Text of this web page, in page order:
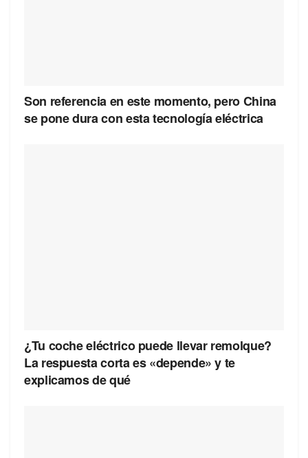
Son referencia en este momento, pero China
se pone dura con esta tecnología eléctrica
¿Tu coche eléctrico puede llevar remolque?
La respuesta corta es «depende» y te
explicamos de qué